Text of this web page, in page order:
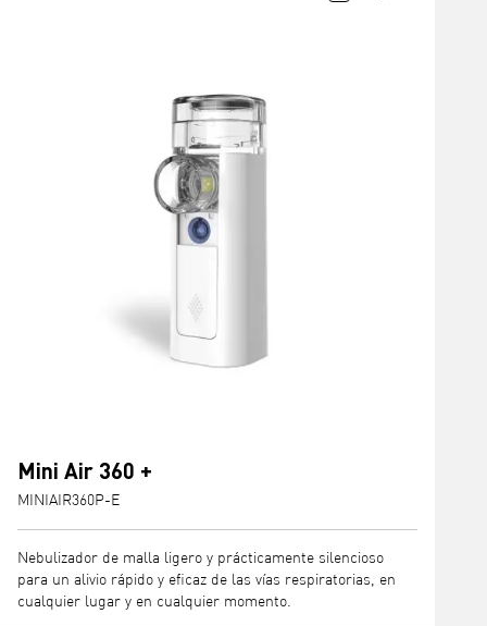
Mini Air 360 +
MINIAIR360P-E
Nebulizador de malla ligero y prácticamente silencioso
para un alivio rápido y eficaz de las vías respiratorias, en
cualquier lugar y en cualquier momento.